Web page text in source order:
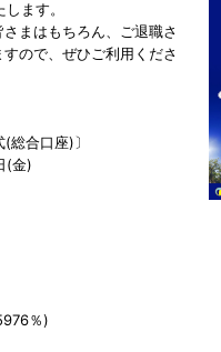
ます。
まはもちろん、ご退職さ
ので、ぜひご利用くださ
合口座)〕
(金)
％)